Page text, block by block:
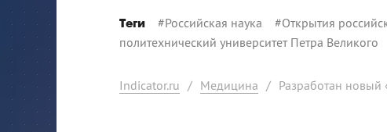
Теги #Российская наука #Открытия
политехнический университет Петра Великого
Indicator.ru / Медицина / Разработан новый